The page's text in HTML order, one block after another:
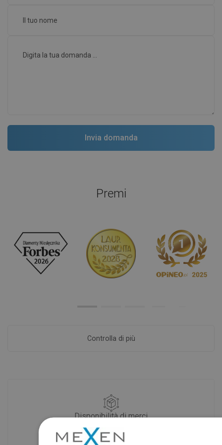
Premi
Controlla di più
Disponibilità di merci
I nostri prodotti ti stanno aspettando in
un moderno magazzino.Sempre pronto